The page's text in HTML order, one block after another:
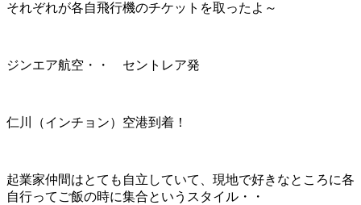
それぞれが各自飛行機のチケットを取ったよ～
ジンエア航空・・ セントレア発
仁川（インチョン）空港到着！
起業家仲間はとても自立していて、現地で好きなところに各
自行ってご飯の時に集合というスタイル・・